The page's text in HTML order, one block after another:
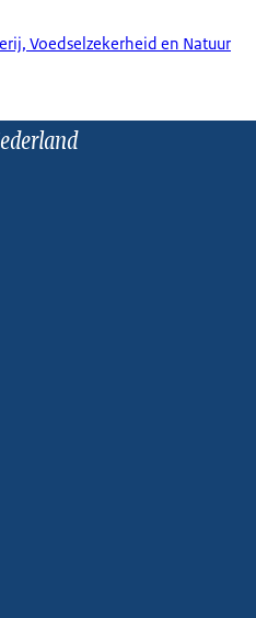
Voedselzekerheid en Natuur